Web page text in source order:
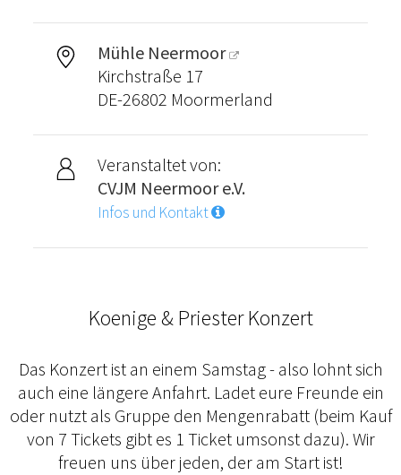
Mühle Neermoor
Kirchstraße 17
DE-26802 Moormerland
Veranstaltet von:
CVJM Neermoor e.V.
Infos und Kontakt
Koenige & Priester Konzert
Das Konzert ist an einem Samstag - also lohnt sich
auch eine längere Anfahrt. Ladet eure Freunde ein
oder nutzt als Gruppe den Mengenrabatt (beim Kauf
von 7 Tickets gibt es 1 Ticket umsonst dazu). Wir
freuen uns über jeden, der am Start ist!